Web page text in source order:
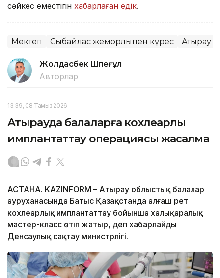
сәйкес еместігін хабарлаған едік.
Мектеп Сыбайлас жемқорлықпен күрес Атырау
Жолдасбек Шөпеғұл
Авторлар
13:39, 08 Тамыз 2026
Атырауда балаларға кохлеарлық
имплантаттау операциясы жасалмақ
АСТАНА. KAZINFORM – Атырау облыстық балалар
ауруханасында Батыс Қазақстанда алғаш рет
кохлеарлық имплантаттау бойынша халықаралық
мастер-класс өтіп жатыр, деп хабарлайды
Денсаулық сақтау министрлігі.